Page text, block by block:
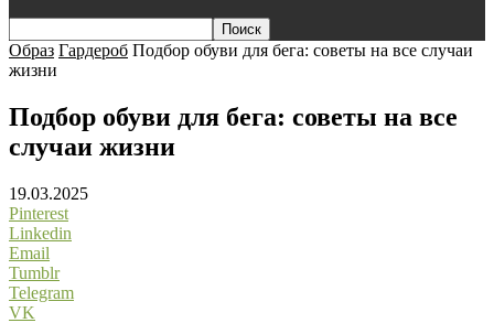
Образ Гардероб Подбор обуви для бега: советы на все случаи
жизни
Подбор обуви для бега: советы на все
случаи жизни
19.03.2025
Pinterest
Linkedin
Email
Tumblr
Telegram
VK